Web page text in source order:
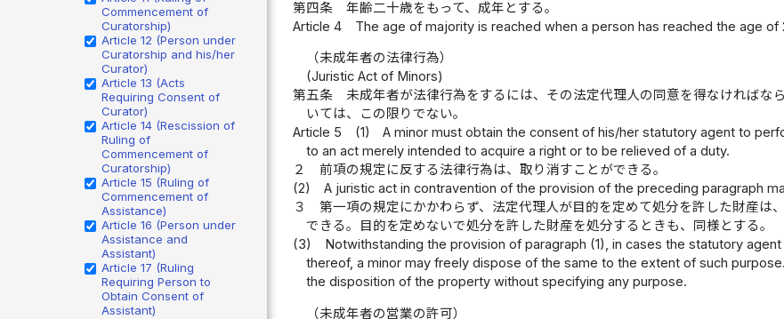
Commencement of
Curatorship)
Article 12 (Person under
Curatorship and his/her
Curator)
Article 13 (Acts
Requiring Consent of
Curator)
Article 14 (Rescission of
Ruling of
Commencement of
Curatorship)
Article 15 (Ruling of
Commencement of
Assistance)
Article 16 (Person under
Assistance and
Assistant)
Article 17 (Ruling
Requiring Person to
Obtain Consent of
Assistant)
第四条
年齢二十歳をもって、成年とする。
Article 4
The age of majority is reached when a person has reached the age of
（未成年者の法律行為）
(Juristic Act of Minors)
第五条
未成年者が法律行為をするには、その法定代理人の同意を得なければ
いては、この限りでない。
Article 5
(1)
A minor must obtain the consent of his/her statutory agent to
to an act merely intended to acquire a right or to be relieved of a duty.
２
前項の規定に反する法律行為は、取り消すことができる。
(2)
A juristic act in contravention of the provision of the preceding paragraph
３
第一項の規定にかかわらず、法定代理人が目的を定めて処分を許した財産
できる。目的を定めないで処分を許した財産を処分するときも、同様とする。
(3)
Notwithstanding the provision of paragraph (1), in cases the statutory
thereof, a minor may freely dispose of the same to the extent of such
the disposition of the property without specifying any purpose.
（未成年者の営業の許可）